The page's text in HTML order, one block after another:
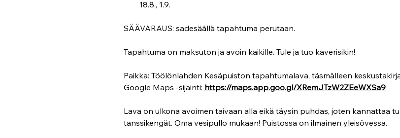
18.8., 1.9.
SÄÄVARAUS: sadesäällä tapahtuma perutaan.
Tapahtuma on maksuton ja avoin kaikille. Tule ja tuo kaverisikin!
Paikka: Töölönlahden Kesäpuiston tapahtumalava, täsmälleen
Google Maps -sijainti: https://maps.app.goo.gl/XRemJTzW2ZEeWXSa9
Lava on ulkona avoimen taivaan alla eikä täysin puhdas, joten kannattaa
tanssikengät. Oma vesipullo mukaan! Puistossa on ilmainen yleisövessa.